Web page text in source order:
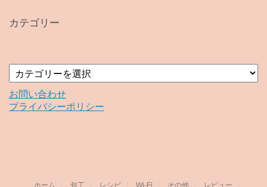
ブ
カテゴリー
テ
ゴ
リ
お問い合わせ
プライバシーポリシー
ホーム 包丁 レシピ Wi-Fi その他 レビュー